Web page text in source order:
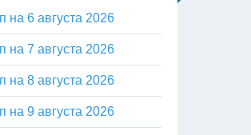
на 6 августа 2026
на 7 августа 2026
на 8 августа 2026
на 9 августа 2026